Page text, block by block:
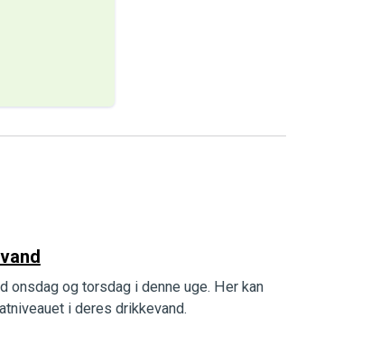
onsdag og torsdag i denne uge. Her kan
i deres drikkevand.